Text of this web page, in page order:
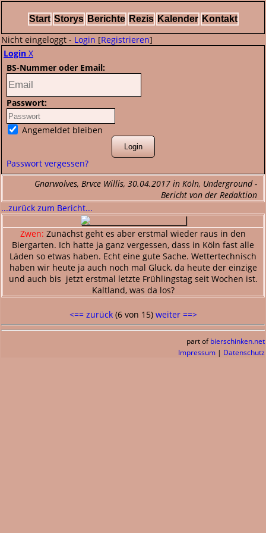
Start Storys Berichte Rezis Kalender Kontakt
Nicht eingeloggt - Login [Registrieren]
Login X
BS-Nummer oder Email:
Passwort:
Angemeldet bleiben
Passwort vergessen?
Gnarwolves, Brvce Willis, 30.04.2017 in Köln, Underground -
Bericht von der Redaktion
...zurück zum Bericht...
Zwen: Zunächst geht es aber erstmal wieder raus in den
Biergarten. Ich hatte ja ganz vergessen, dass in Köln fast alle
Läden so etwas haben. Echt eine gute Sache. Wettertechnisch
haben wir heute ja auch noch mal Glück, da heute der einzige
und auch bis jetzt erstmal letzte Frühlingstag seit Wochen ist.
Kaltland, was da los?
<== zurück(6 von 15) weiter ==>
part of bierschinken.net
Impressum | Datenschutz